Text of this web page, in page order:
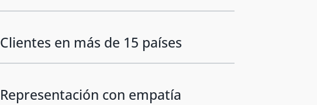
Clientes en más de 15 países
Representación con empatía